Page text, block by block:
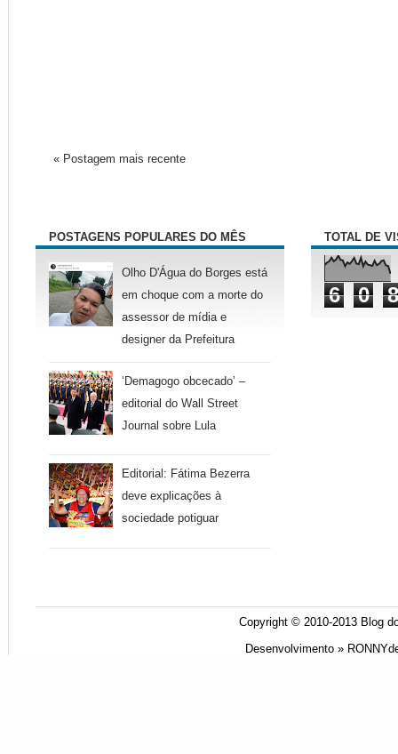
« Postagem mais recente
POSTAGENS POPULARES DO MÊS
Olho D'Água do Borges está
em choque com a morte do
assessor de mídia e
designer da Prefeitura
‘Demagogo obcecado’ –
editorial do Wall Street
Journal sobre Lula
Editorial: Fátima Bezerra
deve explicações à
sociedade potiguar
TOTAL DE
6 0 8
Copyright © 2010-2013 Blog
Desenvolvimento »